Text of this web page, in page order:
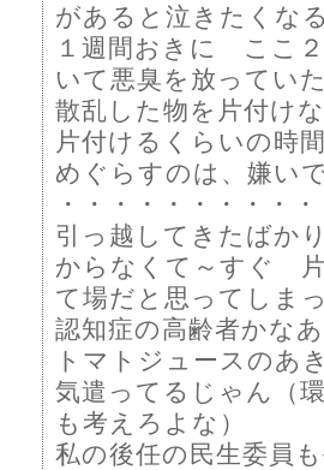
があると泣きたくなる
１週間おきに ここ
いて悪臭を放っていた
散乱した物を片付け
片付けるくらいの時
めぐらすのは、嫌い
・・・・・・・・・・
引っ越してきたばか
からなくて～すぐ
て場だと思ってしま
認知症の高齢者かなあ
トマトジュースのあ
気遣ってるじゃん（
も考えろよな）
私の後任の民生委員